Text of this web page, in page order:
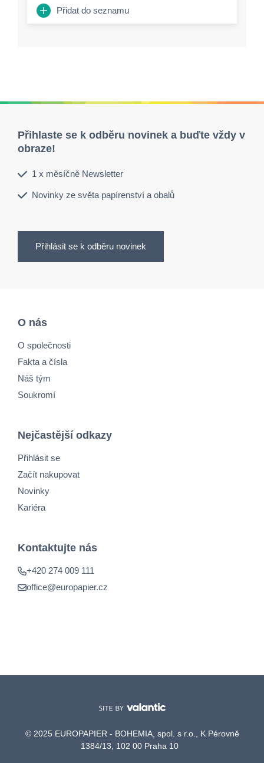
Přidat do seznamu
Přihlaste se k odběru novinek a buďte vždy v
obraze!
1 x měsíčně Newsletter
Novinky ze světa papírenství a obalů
Přihlásit se k odběru novinek
O nás
O společnosti
Fakta a čísla
Náš tým
Soukromí
Nejčastější odkazy
Přihlásit se
Začít nakupovat
Novinky
Kariéra
Kontaktujte nás
+420 274 009 111
office@europapier.cz
© 2025 EUROPAPIER - BOHEMIA, spol. s r.o., K Pérovně
1384/13, 102 00 Praha 10